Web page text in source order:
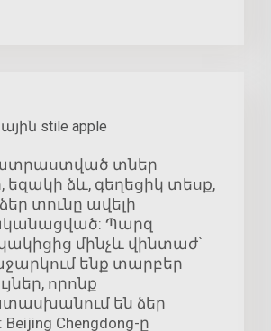
stile apple
տներ
ձև, գեղեցիկ տեսք,
տունը ավելի
Պարզ
մինչև վինտաժ՝
ենք տարբեր
որոնք
են ձեր
Chengdong-ը